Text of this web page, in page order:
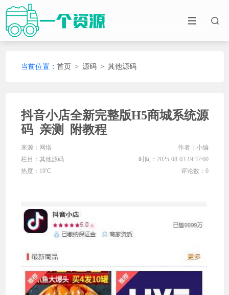
当前位置： 首页 > 源码> 其他源码
抖音小店全新完整版H5商城系统源
码 亲测 附教程
来源：网络
作者：小编
栏目： 其他源码
时间：2025-08-03 19:37:00
热度：19℃
评论数：0